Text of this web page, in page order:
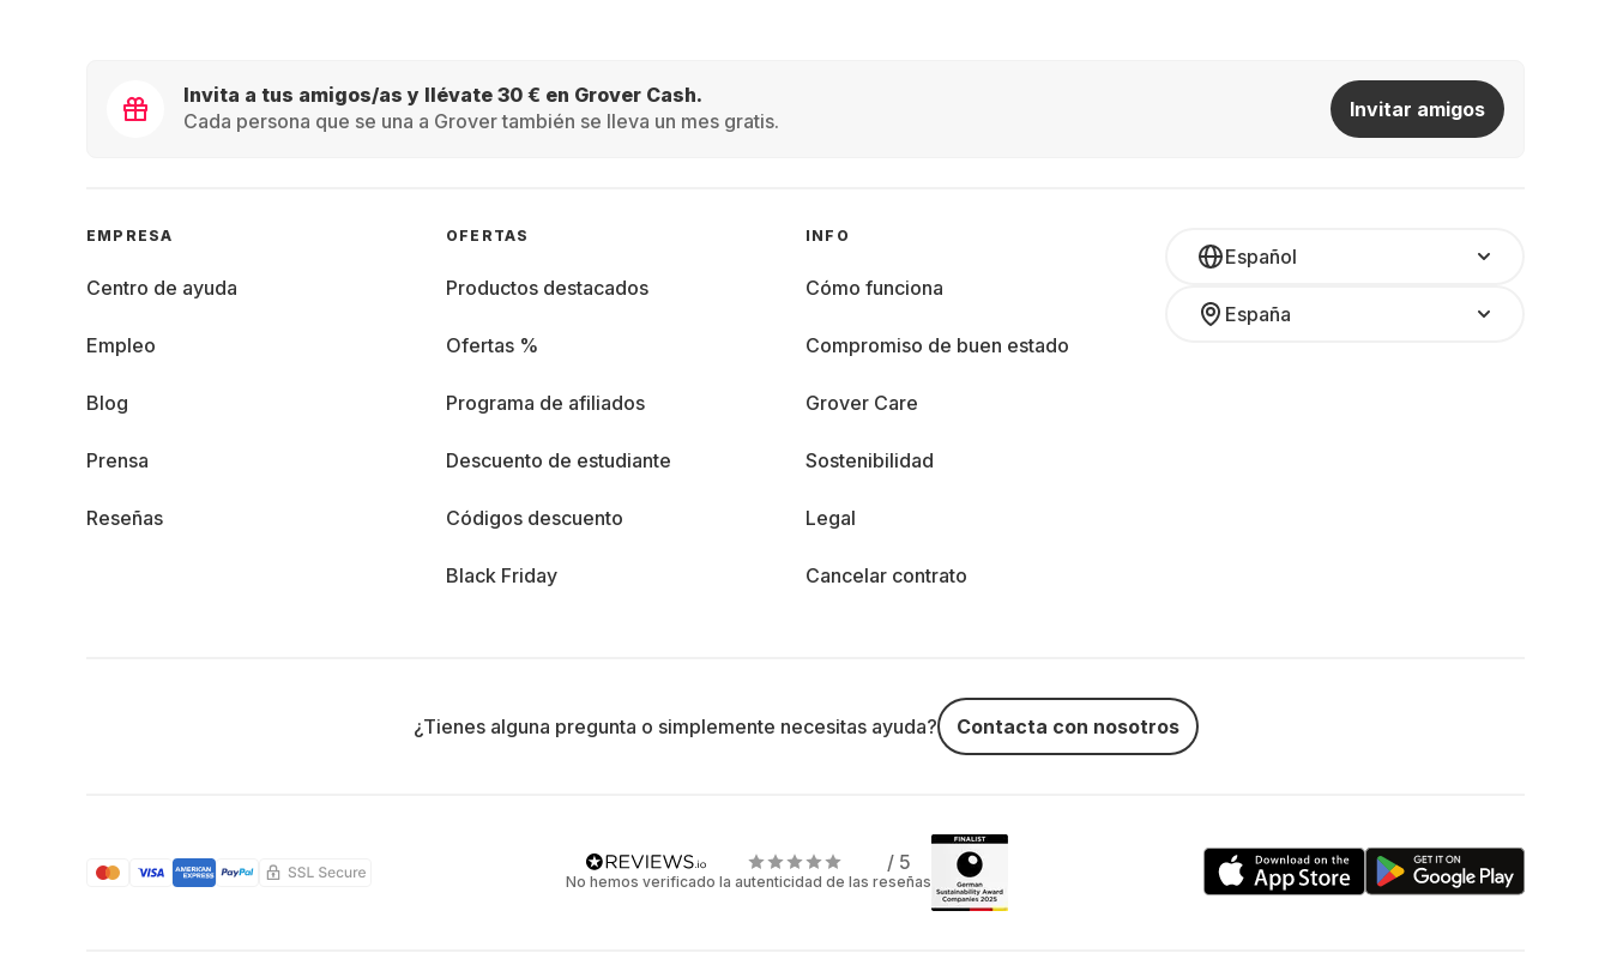
Invita a tus amigos/as y llévate 30 € en Grover Cash.
Cada persona que se una a Grover también se lleva un mes gratis.
Invitar amigos
Español
España
EMPRESA
Centro de ayuda
Empleo
Blog
Prensa
Reseñas
OFERTAS
Productos destacados
Ofertas %
Programa de afiliados
Descuento de estudiante
Códigos descuento
Black Friday
INFO
Cómo funciona
Compromiso de buen estado
Grover Care
Sostenibilidad
Legal
Cancelar contrato
¿Tienes alguna pregunta o simplemente necesitas ayuda? Contacta con nosotros
/ 5
No hemos verificado la autenticidad de las reseñas